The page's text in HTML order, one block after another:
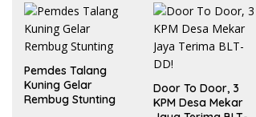
Ruang Publik dan
Kebersihan Pasar
Pemdes Talang
Kuning Gelar
Rembug Stunting
Door To Door, 3
KPM Desa Mekar